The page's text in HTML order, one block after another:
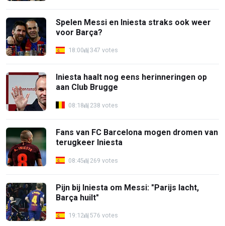
Spelen Messi en Iniesta straks ook weer
voor Barça?
18:00 347 votes
Iniesta haalt nog eens herinneringen op
aan Club Brugge
08:18 238 votes
Fans van FC Barcelona mogen dromen van
terugkeer Iniesta
08:45 269 votes
Pijn bij Iniesta om Messi: "Parijs lacht,
Barça huilt"
19:12 576 votes